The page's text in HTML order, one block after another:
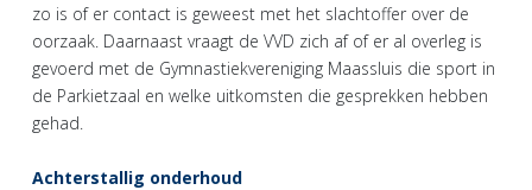
zo is of er contact is geweest met het slachtoffer over de
oorzaak. Daarnaast vraagt de VVD zich af of er al overleg is
gevoerd met de Gymnastiekvereniging Maassluis die sport in
de Parkietzaal en welke uitkomsten die gesprekken hebben
gehad.
Achterstallig onderhoud